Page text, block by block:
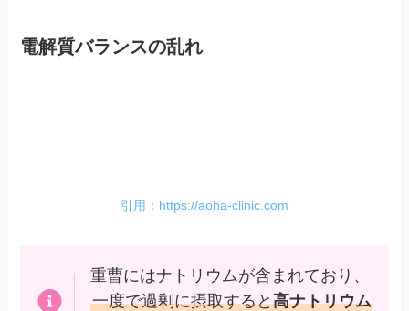
電解質バランスの乱れ
引用：https://aoha-clinic.com
重曹にはナトリウムが含まれており、
一度で過剰に摂取すると高ナトリウム